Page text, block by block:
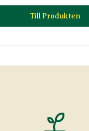
Till Produkten
till